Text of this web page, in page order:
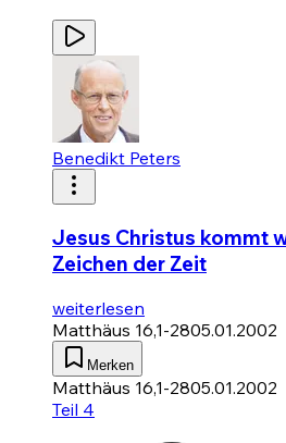
Benedikt Peters
Jesus Christus kommt
Zeichen der Zeit
weiterlesen
Matthäus 16,1-2805.01.2002
Merken
Matthäus 16,1-2805.01.2002
Teil 4